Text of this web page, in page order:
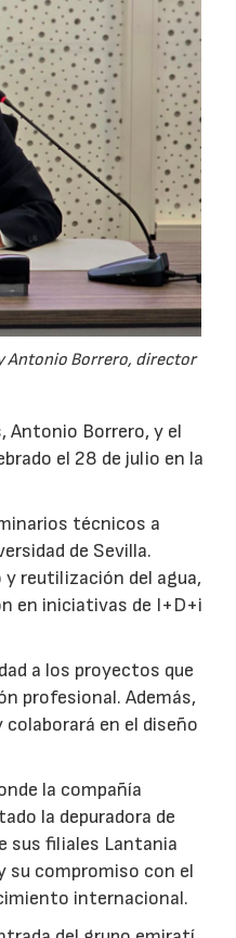
Antonio Borrero, director
Antonio Borrero, y el
el 28 de julio en la
técnicos a
de Sevilla.
reutilización del agua,
en iniciativas de I+D+i
a los proyectos que
profesional. Además,
en el diseño
la compañía
la depuradora de
sus filiales Lantania
su compromiso con el
internacional.